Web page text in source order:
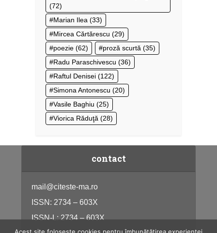
(72)
Marian Ilea (33)
Mircea Cărtărescu (29)
poezie (62) proză scurtă (35)
Radu Paraschivescu (36)
Raftul Denisei (122)
Simona Antonescu (20)
Vasile Baghiu (25)
Viorica Răduţă (28)
contact
mail@citeste-ma.ro
ISSN: 2734 – 603X
ISSN-L: 2734 – 603X